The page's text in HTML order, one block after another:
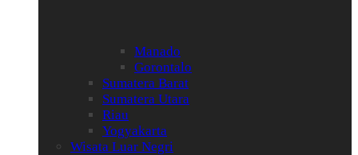
Manado
Gorontalo
Sumatera Barat
Sumatera Utara
Riau
Yogyakarta
Wisata Luar Negri